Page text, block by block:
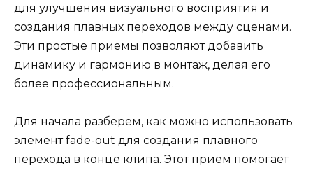
для улучшения визуального восприятия и
создания плавных переходов между сценами.
Эти простые приемы позволяют добавить
динамику и гармонию в монтаж, делая его
более профессиональным.
Для начала разберем, как можно использовать
элемент fade-out для создания плавного
перехода в конце клипа. Этот прием помогает